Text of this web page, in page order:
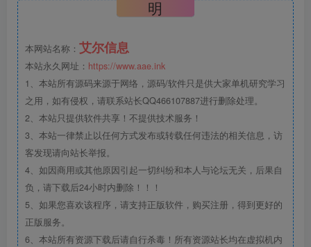
明
本网站名称： 艾尔信息
本站永久网址： https://www.aae.ink
1、本站所有源码来源于网络，源码/软件只是供大家单机研究学习
之用，如有侵权，请联系站长QQ466107887进行删除处理。
2、本站只提供软件共享！不提供技术服务！
3、本站一律禁止以任何方式发布或转载任何违法的相关信息，访
客发现请向站长举报。
4、如因商用或其他原因引起一切纠纷和本人与论坛无关，后果自
负，请下载后24小时内删除！！！
5、如果您喜欢该程序，请支持正版软件，购买注册，得到更好的
正版服务。
6、本站所有资源下载后请自行杀毒！所有资源站长均在虚拟机内